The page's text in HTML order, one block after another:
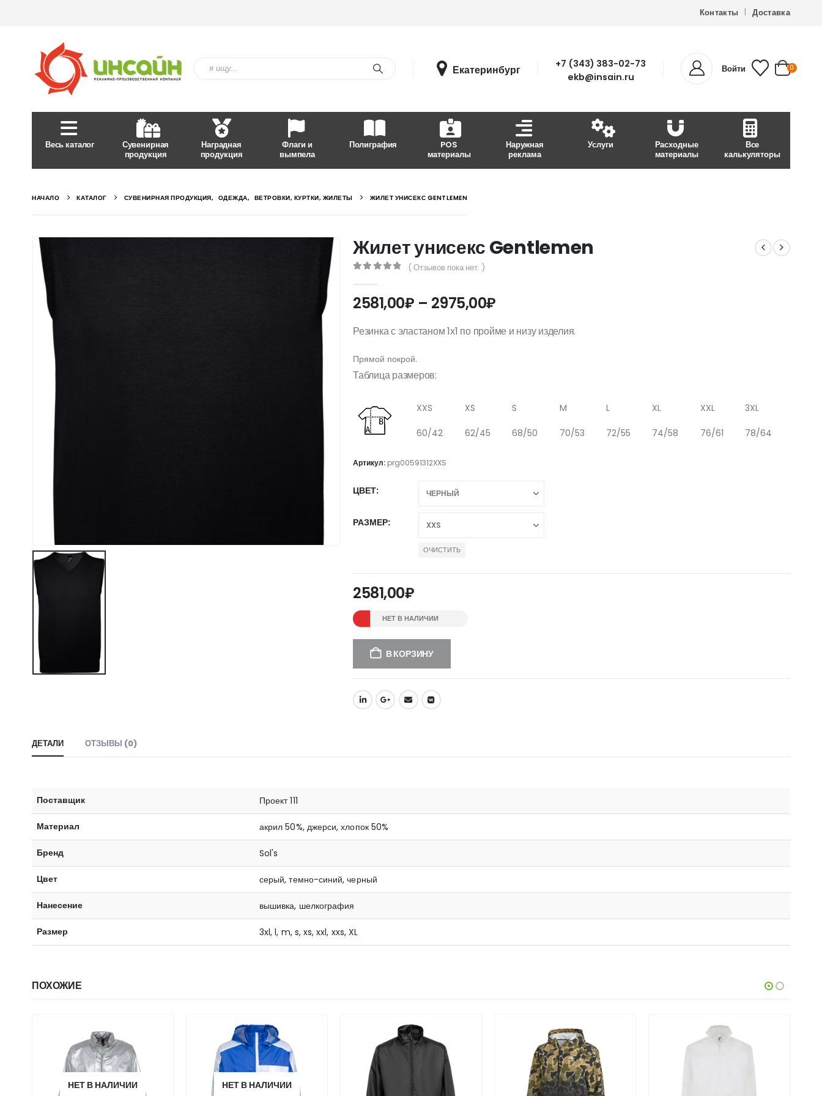
Контакты Доставка
Екатеринбург
+7 (343) 383-02-73
ekb@insain.ru
Войти 0
Весь каталог
Сувенирная
продукция
Наградная
продукция
Флаги и
вымпела
Полиграфия
POS
материалы
Наружная
реклама
Услуги
Расходные
материалы
Все
калькуляторы
НАЧАЛО КАТАЛОГ СУВЕНИРНАЯ ПРОДУКЦИЯ, ОДЕЖДА, ВЕТРОВКИ, КУРТКИ, ЖИЛЕТЫ ЖИЛЕТ УНИСЕКС GENTLEMEN
Жилет унисекс Gentlemen
( Отзывов пока нет. )
2581,00₽ – 2975,00₽Диапазон
2581,00₽
Резинка с эластаном 1х1 по пройме и низу изделия.
Прямой покрой.
Таблица размеров:
XXS XS S M L XL XXL 3XL
60/42 62/45 68/50 70/53 72/55 74/58 76/61 78/64
Артикул: prg00591312XXS
ЦВЕТ
РАЗМЕР
ОЧИСТИТЬ
2581,00₽
НЕТ В НАЛИЧИИ
В КОРЗИНУ
ДЕТАЛИ ОТЗЫВЫ (0)
Поставщик Проект 111
Материал акрил 50%, джерси, хлопок 50%
Бренд Sol's
Цвет серый, темно-синий, черный
Нанесение вышивка, шелкография
Размер 3xl, l, m, s, xs, xxl, xxs, XL
ПОХОЖИЕ
НЕТ В НАЛИЧИИ НЕТ В НАЛИЧИИ